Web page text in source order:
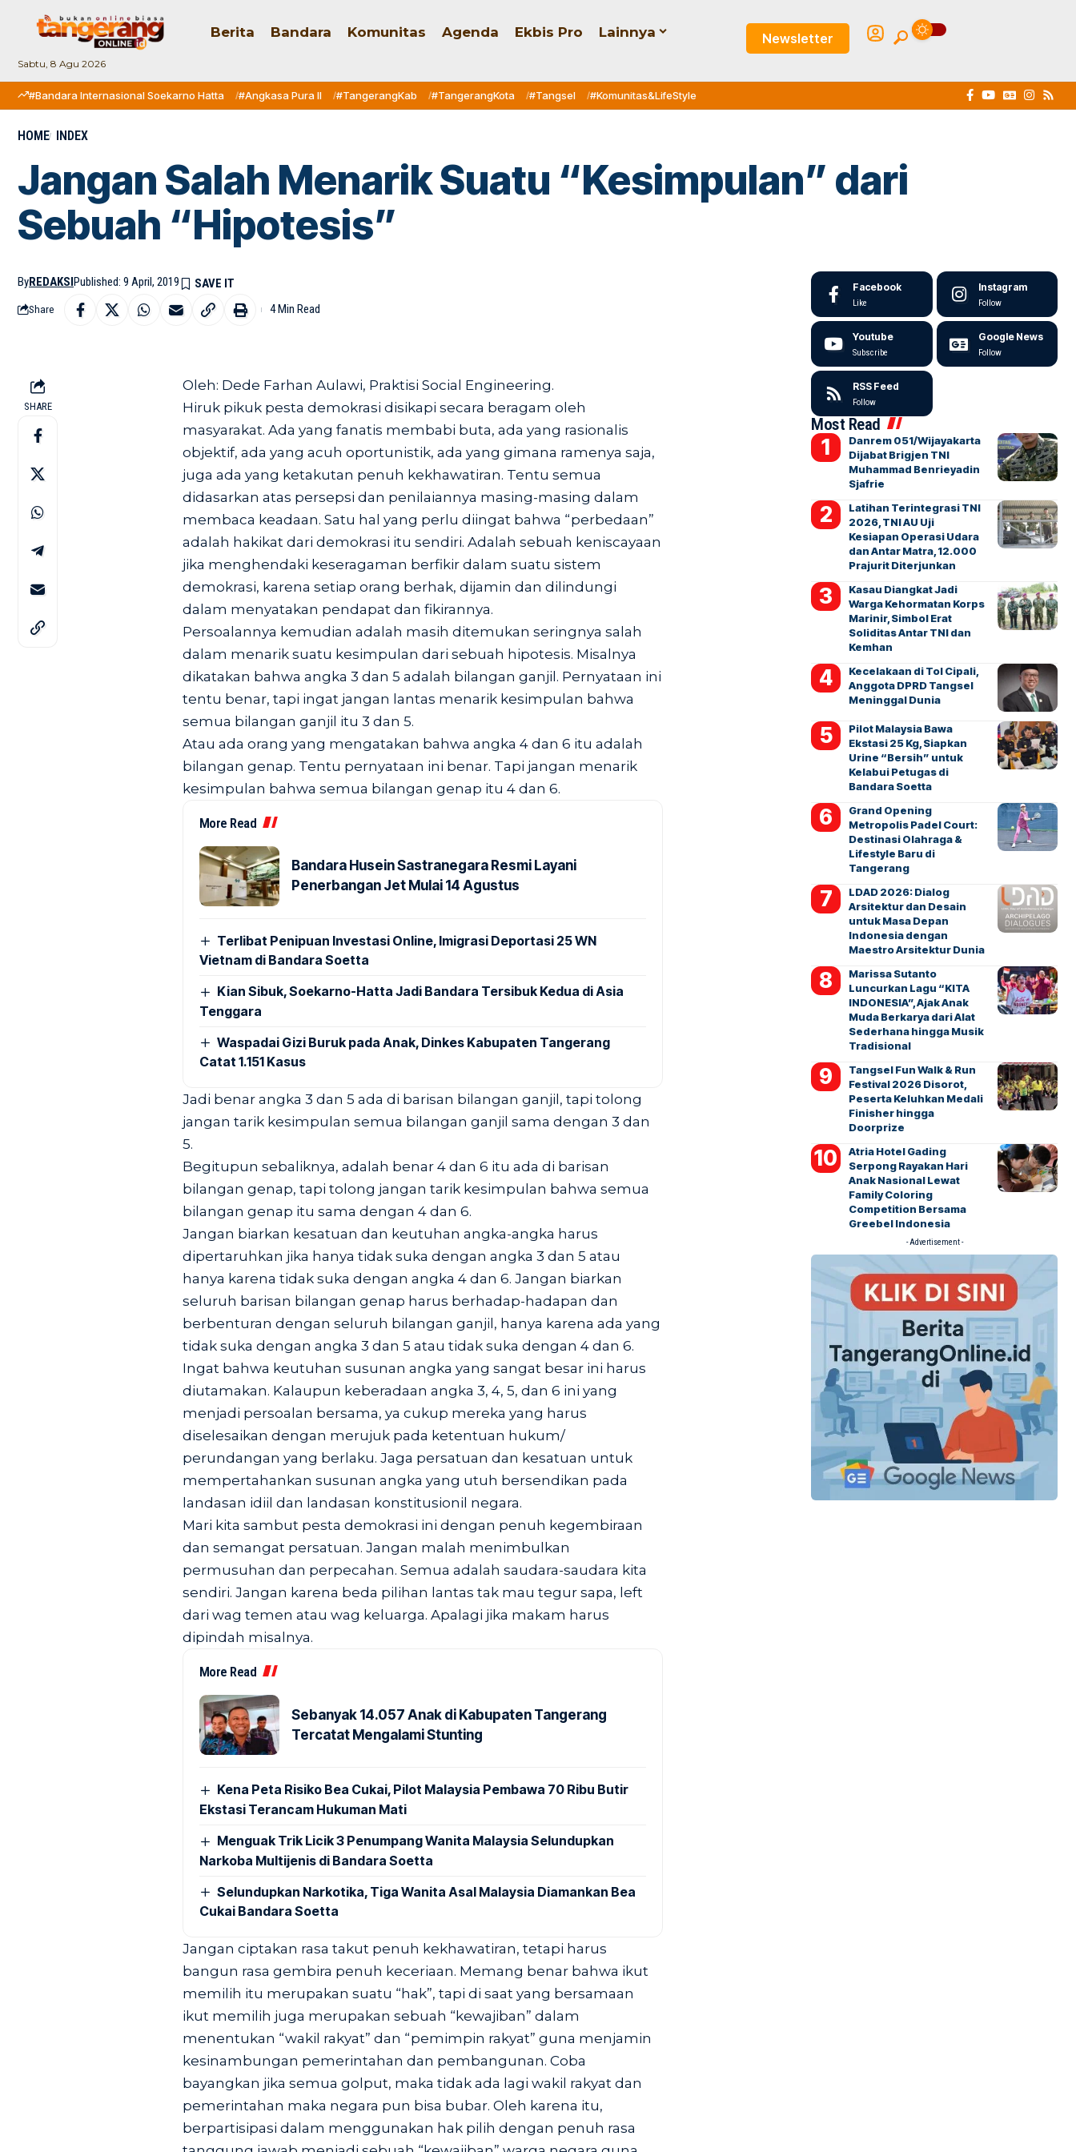
Sabtu, 8 Agu 2026
Berita Bandara Komunitas Agenda Ekbis Pro Lainnya Newsletter
#Bandara Internasional Soekarno Hatta #Angkasa Pura II #TangerangKab #TangerangKota #Tangsel #Komunitas&LifeStyle
HOME INDEX
Jangan Salah Menarik Suatu “Kesimpulan” dari
Sebuah “Hipotesis”
ByREDAKSIPublished: 9 April, 2019
Share 4 Min Read
SHARE
Oleh: Dede Farhan Aulawi, Praktisi Social Engineering.
Hiruk pikuk pesta demokrasi disikapi secara beragam oleh
masyarakat. Ada yang fanatis membabi buta, ada yang rasionalis
objektif, ada yang acuh oportunistik, ada yang gimana ramenya saja,
juga ada yang ketakutan penuh kekhawatiran. Tentu semua
didasarkan atas persepsi dan penilaiannya masing-masing dalam
membaca keadaan. Satu hal yang perlu diingat bahwa “perbedaan”
adalah hakikat dari demokrasi itu sendiri. Adalah sebuah keniscayaan
jika menghendaki keseragaman berfikir dalam suatu sistem
demokrasi, karena setiap orang berhak, dijamin dan dilindungi
dalam menyatakan pendapat dan fikirannya.
Persoalannya kemudian adalah masih ditemukan seringnya salah
dalam menarik suatu kesimpulan dari sebuah hipotesis. Misalnya
dikatakan bahwa angka 3 dan 5 adalah bilangan ganjil. Pernyataan ini
tentu benar, tapi ingat jangan lantas menarik kesimpulan bahwa
semua bilangan ganjil itu 3 dan 5.
Atau ada orang yang mengatakan bahwa angka 4 dan 6 itu adalah
bilangan genap. Tentu pernyataan ini benar. Tapi jangan menarik
kesimpulan bahwa semua bilangan genap itu 4 dan 6.
More Read
Bandara Husein Sastranegara Resmi Layani
Penerbangan Jet Mulai 14 Agustus
Terlibat Penipuan Investasi Online, Imigrasi Deportasi 25 WN
Vietnam di Bandara Soetta
Kian Sibuk, Soekarno-Hatta Jadi Bandara Tersibuk Kedua di Asia
Tenggara
Waspadai Gizi Buruk pada Anak, Dinkes Kabupaten Tangerang
Catat 1.151 Kasus
Jadi benar angka 3 dan 5 ada di barisan bilangan ganjil, tapi tolong
jangan tarik kesimpulan semua bilangan ganjil sama dengan 3 dan
5.
Begitupun sebaliknya, adalah benar 4 dan 6 itu ada di barisan
bilangan genap, tapi tolong jangan tarik kesimpulan bahwa semua
bilangan genap itu sama dengan 4 dan 6.
Jangan biarkan kesatuan dan keutuhan angka-angka harus
dipertaruhkan jika hanya tidak suka dengan angka 3 dan 5 atau
hanya karena tidak suka dengan angka 4 dan 6. Jangan biarkan
seluruh barisan bilangan genap harus berhadap-hadapan dan
berbenturan dengan seluruh bilangan ganjil, hanya karena ada yang
tidak suka dengan angka 3 dan 5 atau tidak suka dengan 4 dan 6.
Ingat bahwa keutuhan susunan angka yang sangat besar ini harus
diutamakan. Kalaupun keberadaan angka 3, 4, 5, dan 6 ini yang
menjadi persoalan bersama, ya cukup mereka yang harus
diselesaikan dengan merujuk pada ketentuan hukum/
perundangan yang berlaku. Jaga persatuan dan kesatuan untuk
mempertahankan susunan angka yang utuh bersendikan pada
landasan idiil dan landasan konstitusionil negara.
Mari kita sambut pesta demokrasi ini dengan penuh kegembiraan
dan semangat persatuan. Jangan malah menimbulkan
permusuhan dan perpecahan. Semua adalah saudara-saudara kita
sendiri. Jangan karena beda pilihan lantas tak mau tegur sapa, left
dari wag temen atau wag keluarga. Apalagi jika makam harus
dipindah misalnya.
More Read
Sebanyak 14.057 Anak di Kabupaten Tangerang
Tercatat Mengalami Stunting
Kena Peta Risiko Bea Cukai, Pilot Malaysia Pembawa 70 Ribu Butir
Ekstasi Terancam Hukuman Mati
Menguak Trik Licik 3 Penumpang Wanita Malaysia Selundupkan
Narkoba Multijenis di Bandara Soetta
Selundupkan Narkotika, Tiga Wanita Asal Malaysia Diamankan Bea
Cukai Bandara Soetta
Jangan ciptakan rasa takut penuh kekhawatiran, tetapi harus
bangun rasa gembira penuh keceriaan. Memang benar bahwa ikut
memilih itu merupakan suatu “hak”, tapi di saat yang bersamaan
ikut memilih juga merupakan sebuah “kewajiban” dalam
menentukan “wakil rakyat” dan “pemimpin rakyat” guna menjamin
kesinambungan pemerintahan dan pembangunan. Coba
bayangkan jika semua golput, maka tidak ada lagi wakil rakyat dan
pemerintahan maka negara pun bisa bubar. Oleh karena itu,
berpartisipasi dalam menggunakan hak pilih dengan penuh rasa
Facebook
Like
Instagram
Follow
Youtube
Subscribe
Google News
Follow
RSS Feed
Follow
Most Read
Danrem 051/Wijayakarta
Dijabat Brigjen TNI
Muhammad Benrieyadin
Sjafrie
Latihan Terintegrasi TNI
2026, TNI AU Uji
Kesiapan Operasi Udara
dan Antar Matra, 12.000
Prajurit Diterjunkan
Kasau Diangkat Jadi
Warga Kehormatan Korps
Marinir, Simbol Erat
Soliditas Antar TNI dan
Kemhan
Kecelakaan di Tol Cipali,
Anggota DPRD Tangsel
Meninggal Dunia
Pilot Malaysia Bawa
Ekstasi 25 Kg, Siapkan
Urine “Bersih” untuk
Kelabui Petugas di
Bandara Soetta
Grand Opening
Metropolis Padel Court:
Destinasi Olahraga &
Lifestyle Baru di
Tangerang
LDAD 2026: Dialog
Arsitektur dan Desain
untuk Masa Depan
Indonesia dengan
Maestro Arsitektur Dunia
Marissa Sutanto
Luncurkan Lagu “KITA
INDONESIA”, Ajak Anak
Muda Berkarya dari Alat
Sederhana hingga Musik
Tradisional
Tangsel Fun Walk & Run
Festival 2026 Disorot,
Peserta Keluhkan Medali
Finisher hingga
Doorprize
Atria Hotel Gading
Serpong Rayakan Hari
Anak Nasional Lewat
Family Coloring
Competition Bersama
Greebel Indonesia
- Advertisement -